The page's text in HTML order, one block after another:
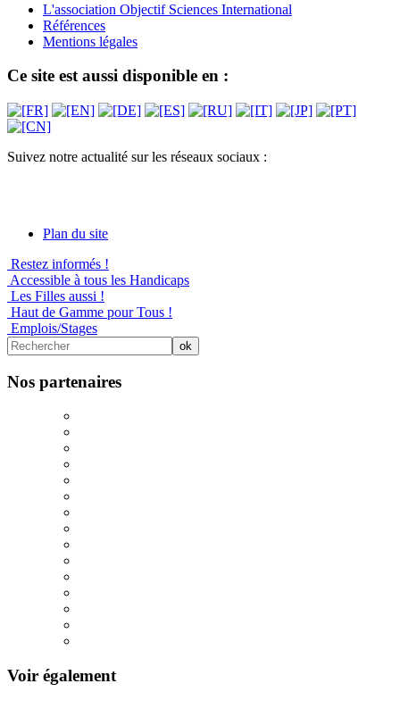
L'association Objectif Sciences International
Références
Mentions légales
Ce site est aussi disponible en :
Suivez notre actualité sur les réseaux sociaux :
Plan du site
Restez informés !
Accessible à tous les Handicaps
Les Filles aussi !
Haut de Gamme pour Tous !
Emplois/Stages
Nos partenaires
Voir également